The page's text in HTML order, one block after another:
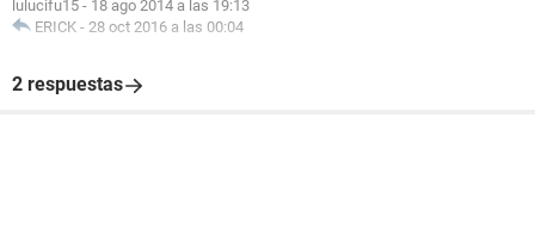
lulucifu15 - 18 ago 2014 a las 19:13
ERICK - 28 oct 2016 a las 00:04
2 respuestas